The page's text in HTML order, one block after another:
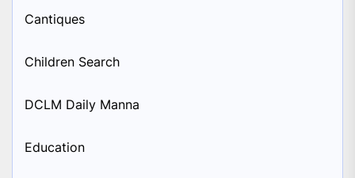
Cantiques
Children Search
DCLM Daily Manna
Education